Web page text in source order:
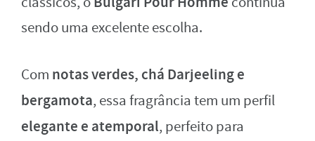
sendo uma excelente escolha.
Com notas verdes, chá Darjeeling e
bergamota, essa fragrância tem um perfil
elegante e atemporal, perfeito para